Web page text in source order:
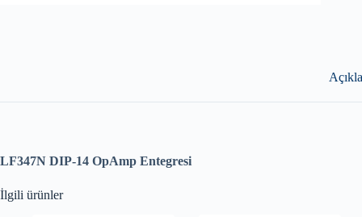
LF347N DIP-14 OpAmp Entegresi
İlgili ürünler